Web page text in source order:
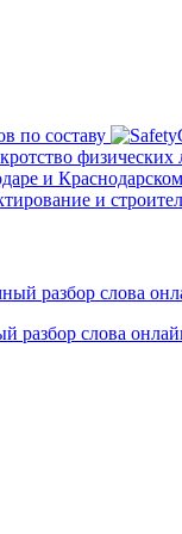
разбор слова